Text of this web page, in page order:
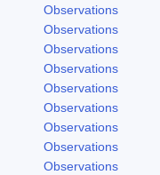
Observations
Observations
Observations
Observations
Observations
Observations
Observations
Observations
Observations